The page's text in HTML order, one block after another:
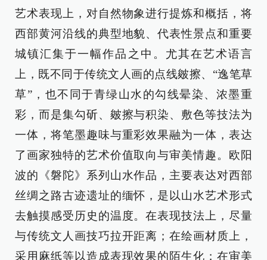
艺术表现上，对自然物象进行提炼和概括，将
西部黄河沿线的典型地貌、代表性景点和重要
城镇汇集于一幅作品之中。尤其在艺术语言
上，既不同于传统文人画的点线皴擦、“逸笔草
草”，也不同于青绿山水的勾线晕染、浓墨重
彩，而是集勾斫、皴擦与积染、敷色等技法为
一体，将笔墨趣味与重彩效果融为一体，表达
了画家独特的艺术价值取向与审美情趣。欧阳
波的《磐陀》系列山水作品，主要表达对西部
丝绸之路古迹遗址的缅怀，是以山水艺术形式
去触摸感受历史的温度。在表现技法上，尽量
与传统文人画技巧拉开距离；在绘画材质上，
采用麻纸等以造成表现效果的陌生化；在审美